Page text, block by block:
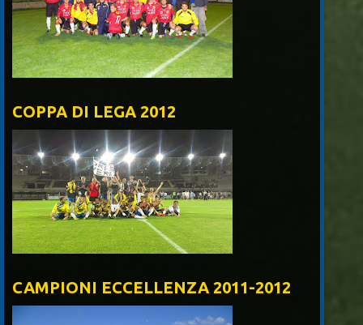
COPPA DI LEGA 2012
CAMPIONI ECCELLENZA 2011-2012